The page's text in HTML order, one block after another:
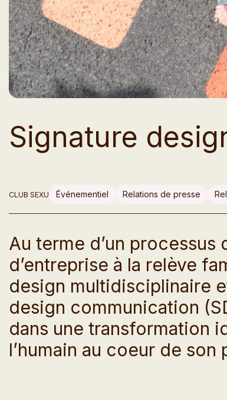
Signature
CLUB SEXU Événementiel Relations de presse
Au terme d’un processus
d’entreprise à la relève
design multidisciplinaire
design communication
dans une transformation
l’humain au coeur de